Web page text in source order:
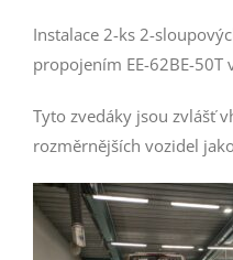
Instalace 2-ks 2-
propojením EE-62BE-50T
Tyto zvedáky jsou zvlášť
rozměrnějších vozidel